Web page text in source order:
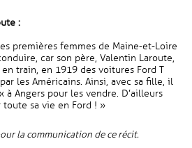
:
premières femmes de Maine-et-Loire
car son père, Valentin Laroute,
train, en 1919 des voitures Ford T
les Américains. Ainsi, avec sa fille, il
à Angers pour les vendre. D’ailleurs
sa vie en Ford ! »
la communication de ce récit.